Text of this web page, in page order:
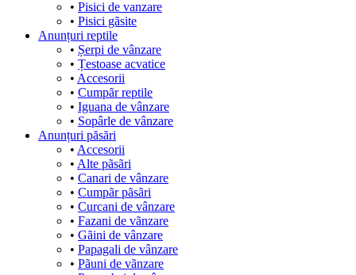
• Pisici de vanzare
• Pisici gãsite
Anunțuri reptile
• Șerpi de vânzare
• Țestoase acvatice
• Accesorii
• Cumpãr reptile
• Iguana de vânzare
• Sopârle de vânzare
Anunțuri păsări
• Accesorii
• Alte pãsãri
• Canari de vânzare
• Cumpãr pãsãri
• Curcani de vânzare
• Fazani de vãnzare
• Gãini de vânzare
• Papagali de vânzare
• Pãuni de vãnzare